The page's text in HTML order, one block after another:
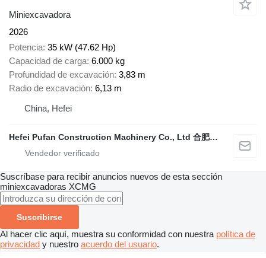
Miniexcavadora
2026
Potencia 35 kW (47.62 Hp)
Capacidad de carga 6.000 kg
Profundidad de excavación 3,83 m
Radio de excavación 6,13 m
China, Hefei
Hefei Pufan Construction Machinery Co., Ltd 合肥朴凡工程机械有限公司
Suscríbase para recibir anuncios nuevos de esta sección
miniexcavadoras XCMG
Suscribirse
Al hacer clic aquí, muestra su conformidad con nuestra política de
privacidad y nuestro acuerdo del usuario.